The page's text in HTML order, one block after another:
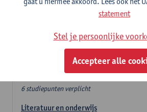
Verplicht algemeen
Deze 6 verplichte studiepunten tellen
domeincomponent van een van de
Verplicht algemeen
6 studiepunten verplicht
Literatuur en onderwijs
statement
Stel je persoonlijke
Accepteer alle